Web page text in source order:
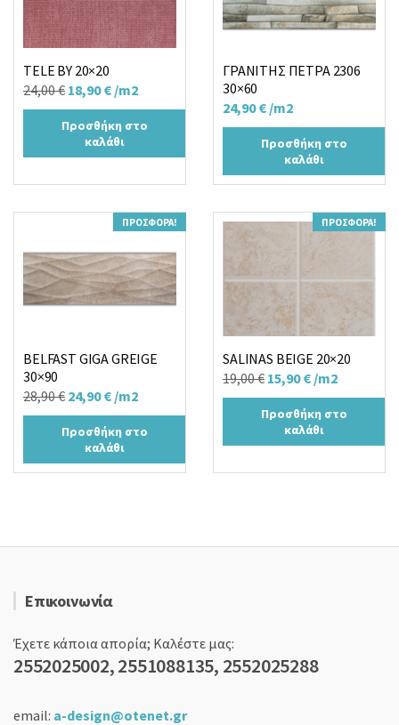
TELE BY 20×20
24,00€ Original
price
was:
24,00 €.
18,90€Η
τρέχουσα
τιμή
είναι:
/m2
Προσθήκη στο
καλάθι
ΓΡΑΝΙΤΗΣ ΠΕΤΡΑ 2306
30×60
24,90€ /m2
Προσθήκη στο
καλάθι
ΠΡΟΣΦΟΡΆ!
BELFAST GIGA GREIGE
30×90
28,90€ Original
price
was:
28,90 €.
24,90€Η
τρέχουσα
τιμή
είναι:
/m2
Προσθήκη στο
καλάθι
ΠΡΟΣΦΟΡΆ!
SALINAS BEIGE 20×20
19,00€ Original
price
was:
19,00 €.
15,90€Η
τρέχουσα
τιμή
είναι:
/m2
Προσθήκη στο
καλάθι
Επικοινωνία
Έχετε κάποια απορία; Καλέστε μας:
2552025002, 2551088135, 2552025288
email: a-design@otenet.gr